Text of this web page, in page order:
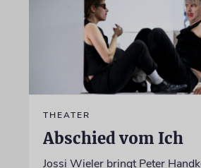
THEATER
Abschied vom Ich
Jossi Wieler bringt Peter